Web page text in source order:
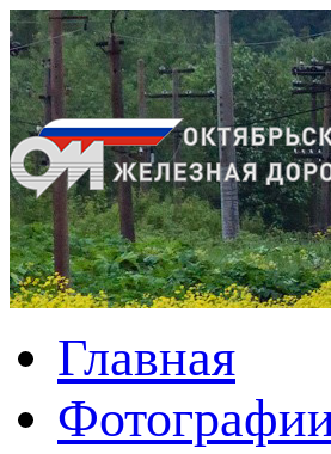
Главная